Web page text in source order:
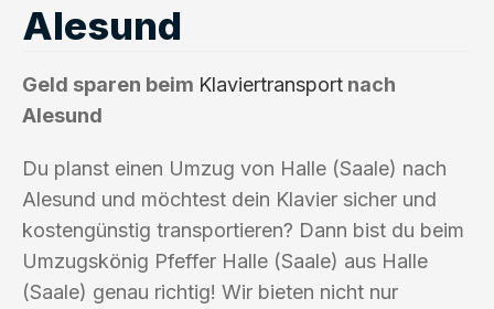
Alesund
Geld sparen beim Klaviertransport nach
Alesund
Du planst einen Umzug von Halle (Saale) nach
Alesund und möchtest dein Klavier sicher und
kostengünstig transportieren? Dann bist du beim
Umzugskönig Pfeffer Halle (Saale) aus Halle
(Saale) genau richtig! Wir bieten nicht nur